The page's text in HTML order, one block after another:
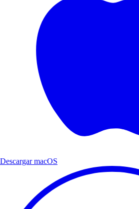
Descargar macOS